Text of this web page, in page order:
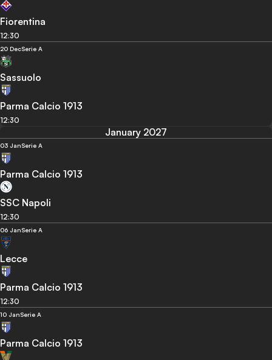
Fiorentina
12:30
20 DecSerie A
Sassuolo
Parma Calcio 1913
12:30
January 2027
03 JanSerie A
Parma Calcio 1913
SSC Napoli
12:30
06 JanSerie A
Lecce
Parma Calcio 1913
12:30
10 JanSerie A
Parma Calcio 1913